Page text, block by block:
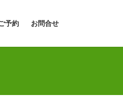
予約 お問合せ